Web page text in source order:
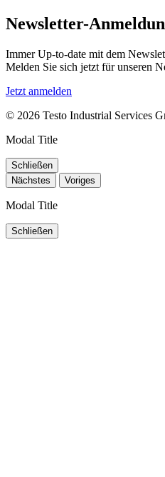
Newsletter-
Immer Up-to-date mit dem
Melden Sie sich jetzt für unseren
Jetzt anmelden
© 2026 Testo Industrial Services
Modal Title
Schließen
Nächstes
Voriges
Modal Title
Schließen